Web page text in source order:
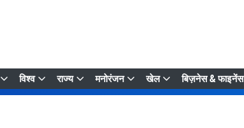
विश्व राज्य मनोरंजन खेल बिज़नेस & फाइनेंस